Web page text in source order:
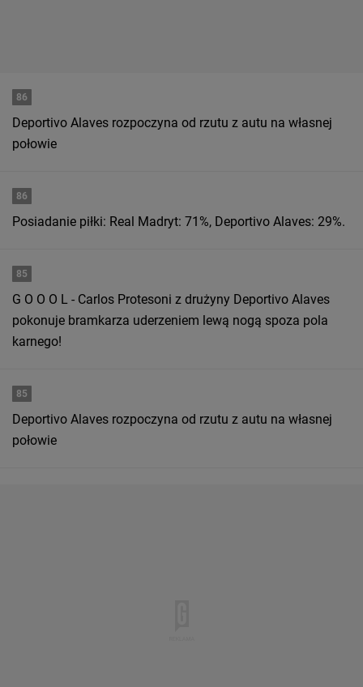
86
Deportivo Alaves rozpoczyna od rzutu z autu na własnej
połowie
86
Posiadanie piłki: Real Madryt: 71%, Deportivo Alaves: 29%.
85
G O O O L - Carlos Protesoni z drużyny Deportivo Alaves
pokonuje bramkarza uderzeniem lewą nogą spoza pola
karnego!
85
Deportivo Alaves rozpoczyna od rzutu z autu na własnej
połowie